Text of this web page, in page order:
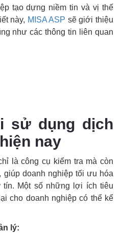
tạo dựng niềm tin và vị thế
này, MISA ASP sẽ giới thiệu
như các thông tin liên quan
sử dụng dịch
nay
là công cụ kiểm tra mà còn
doanh nghiệp tối ưu hóa
tín. Một số những lợi ích tiêu
cho doanh nghiệp có thể kể
lý: